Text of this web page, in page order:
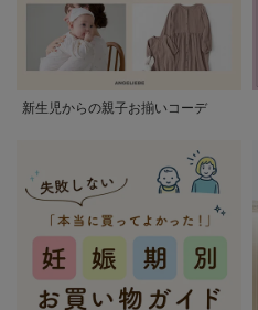
新生児からの親子お揃いコーデ